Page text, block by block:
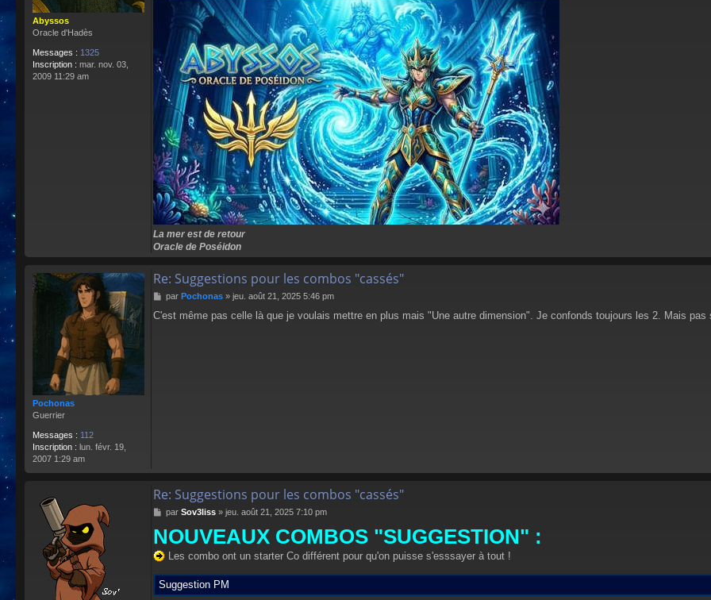
Abyssos
Oracle d'Hadès
Messages : 1325
Inscription : mar. nov. 03,
2009 11:29 am
La mer est de retour
Oracle de Poséidon
Pochonas
Guerrier
Messages : 112
Inscription : lun. févr. 19,
2007 1:29 am
Re: Suggestions pour les combos "cassés"
M
s
par Pochonas» jeu. août 21, 2025 5:46 pm
C'est même pas celle là que je voulais mettre en plus mais "Une autre dimension". Je confonds toujours les 2. Mais
Re: Suggestions pour les combos "cassés"
M
s
s
a
e
par Sov3liss» jeu. août 21, 2025 7:10 pm
NOUVEAUX COMBOS "SUGGESTION" :
Les combo ont un starter Co différent pour qu'on puisse s'esssayer à tout !
Suggestion PM